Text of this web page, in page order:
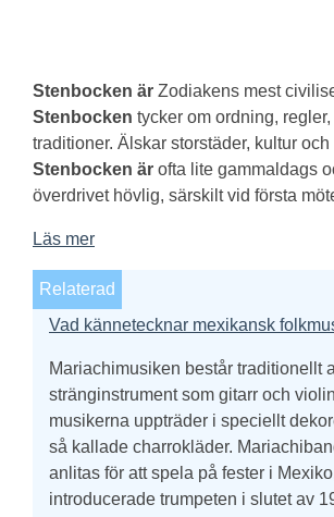
Stenbocken är Zodiakens mest
Stenbocken tycker om ordning,
traditioner. Älskar storstäder, kultur och
Stenbocken är ofta lite gammaldags
överdrivet hövlig, särskilt vid första
Läs mer
Relaterad
Vad kännetecknar mexikansk
Mariachimusiken består traditionellt
stränginstrument som gitarr och
musikerna uppträder i speciellt
så kallade charrokläder.
anlitas för att spela på fester i
introducerade trumpeten i slutet av